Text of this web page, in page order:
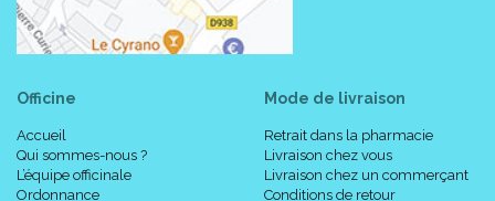
Officine
Accueil
Qui sommes-nous ?
L’équipe officinale
Ordonnance
Mode de livraison
Retrait dans la pharmacie
Livraison chez vous
Livraison chez un commerçant
Conditions de retour